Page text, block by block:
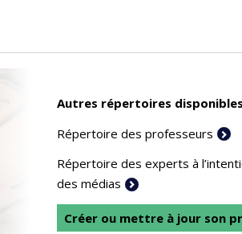
Autres répertoires
Répertoire des professeurs
Répertoire des experts à
des médias
Créer ou mettre à jour son